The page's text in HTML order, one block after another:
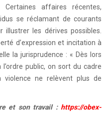
affaires récentes,
se réclamant de courants
les dérives possibles.
d’expression et incitation à
la jurisprudence : « Dès lors
public, on sort du cadre
violence ne relèvent plus de
et son travail : https://obex-